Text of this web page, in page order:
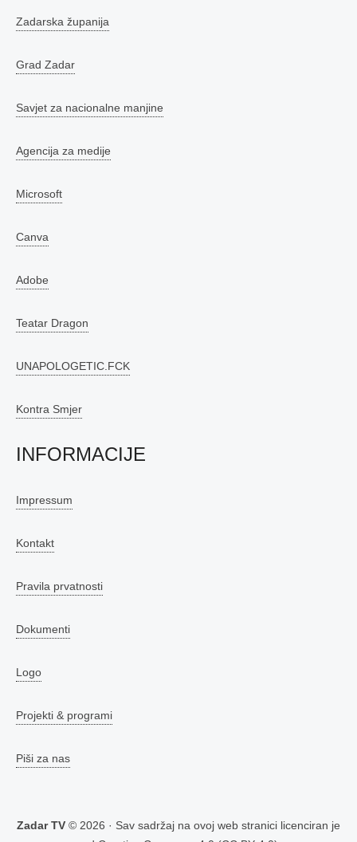
Zadarska županija
Grad Zadar
Savjet za nacionalne manjine
Agencija za medije
Microsoft
Canva
Adobe
Teatar Dragon
UNAPOLOGETIC.FCK
Kontra Smjer
INFORMACIJE
Impressum
Kontakt
Pravila prvatnosti
Dokumenti
Logo
Projekti & programi
Piši za nas
Zadar TV © 2026 · Sav sadržaj na ovoj web stranici licenciran je